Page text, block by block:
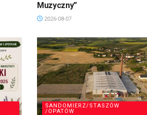
Muzyczny”
2026-08-07
SANDOMIERZ/STASZÓW
/OPATÓW